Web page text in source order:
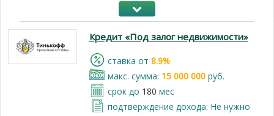
Кредит «Под залог недвижимости»
cтавка от 8.9%
макс. сумма: 15 000 000руб.
срок до 180 мес
подтверждение дохода: Не нужно